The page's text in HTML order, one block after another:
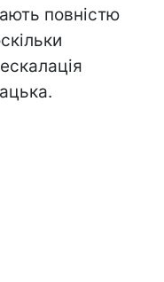
повністю